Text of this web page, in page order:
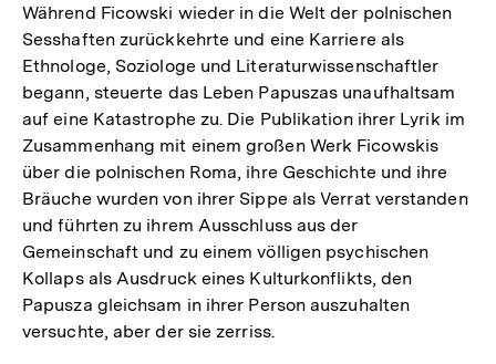
Während Ficowski wieder in die Welt der polnischen
Sesshaften zurückkehrte und eine Karriere als
Ethnologe, Soziologe und Literaturwissenschaftler
begann, steuerte das Leben Papuszas unaufhaltsam
auf eine Katastrophe zu. Die Publikation ihrer Lyrik im
Zusammenhang mit einem großen Werk Ficowskis
über die polnischen Roma, ihre Geschichte und ihre
Bräuche wurden von ihrer Sippe als Verrat verstanden
und führten zu ihrem Ausschluss aus der
Gemeinschaft und zu einem völligen psychischen
Kollaps als Ausdruck eines Kulturkonflikts, den
Papusza gleichsam in ihrer Person auszuhalten
versuchte, aber der sie zerriss.